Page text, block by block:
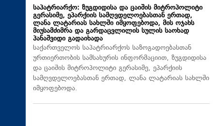
საპატრიარქო: ზუგდიდისა და ცაიშის მიტროპოლიტი
გერასიმე, ეპარქიის სამღვდელოებასთან ერთად,
ლანა ლატარიას სახლში იმყოფებოდა, მის ოჯახს
მიუსამძიმრა და გარდაცვლილის სულის საოხად
პანაშვიდი გადაიხადა
საქართველოს საპატრიარქოს საზოგადოებასთან
ურთიერთობის სამსახურის ინფორმაციით, ზუგდიდისა
და ცაიშის მიტროპოლიტი გერასიმე, ეპარქიის
სამღვდელოებასთან ერთად, ლანა ლატარიას სახლში
იმყოფებოდა.